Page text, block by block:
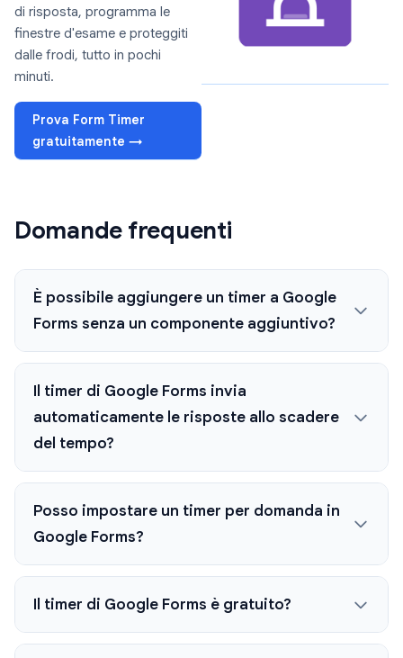
di risposta, programma le
finestre d'esame e proteggiti
dalle frodi, tutto in pochi
minuti.
Prova Form Timer
gratuitamente →
Domande frequenti
È possibile aggiungere un timer a Google
Forms senza un componente aggiuntivo?
Il timer di Google Forms invia
automaticamente le risposte allo scadere
del tempo?
Posso impostare un timer per domanda in
Google Forms?
Il timer di Google Forms è gratuito?